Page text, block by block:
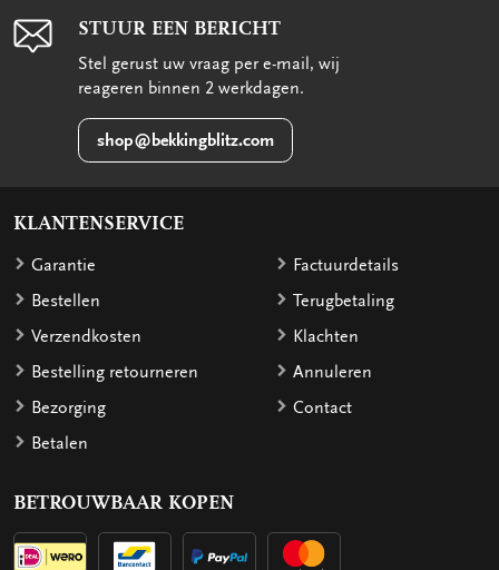
STUUR EEN BERICHT
Stel gerust uw vraag per e-mail, wij
reageren binnen 2 werkdagen.
shop@bekkingblitz.com
KLANTENSERVICE
Garantie
Bestellen
Verzendkosten
Bestelling retourneren
Bezorging
Betalen
Factuurdetails
Terugbetaling
Klachten
Annuleren
Contact
BETROUWBAAR KOPEN